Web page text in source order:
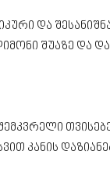
და
შუაზე და
კანის